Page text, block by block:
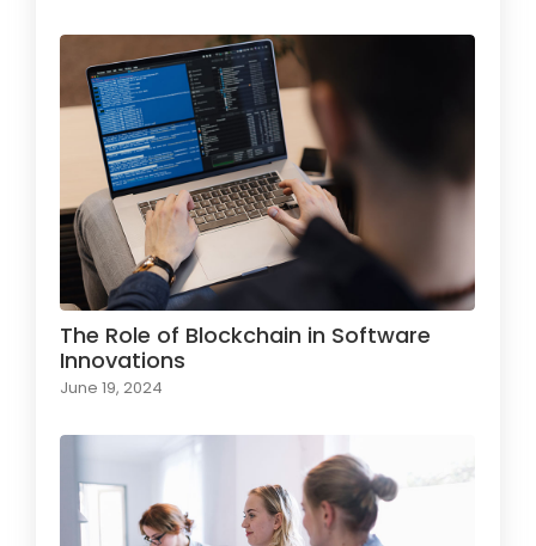
The Role of Blockchain in Software
Innovations
June 19, 2024